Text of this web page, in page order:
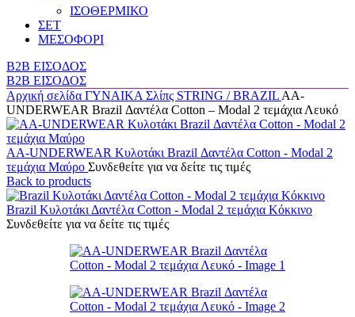
ΙΣΟΘΕΡΜΙΚΟ
ΣΕΤ
ΜΕΣΟΦΟΡΙ
B2B ΕΙΣΟΔΟΣ
B2B ΕΙΣΟΔΟΣ
Αρχική σελίδα ΓΥΝΑΙΚΑ Σλίπς STRING / BRAZIL AA-
UNDERWEAR Brazil Δαντέλα Cotton – Modal 2 τεμάχια Λευκό
AA-UNDERWEAR Κυλοτάκι Brazil Δαντέλα Cotton - Modal 2
τεμάχια Μαύρο Συνδεθείτε για να δείτε τις τιμές
Back to products
Brazil Κυλοτάκι Δαντέλα Cotton - Modal 2 τεμάχια Κόκκινο
Συνδεθείτε για να δείτε τις τιμές